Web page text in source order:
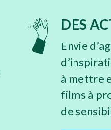
DES
Envie
à mettre
films à
de